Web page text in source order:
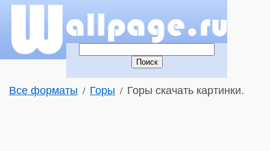
Все форматы / Горы / Горы скачать картинки.